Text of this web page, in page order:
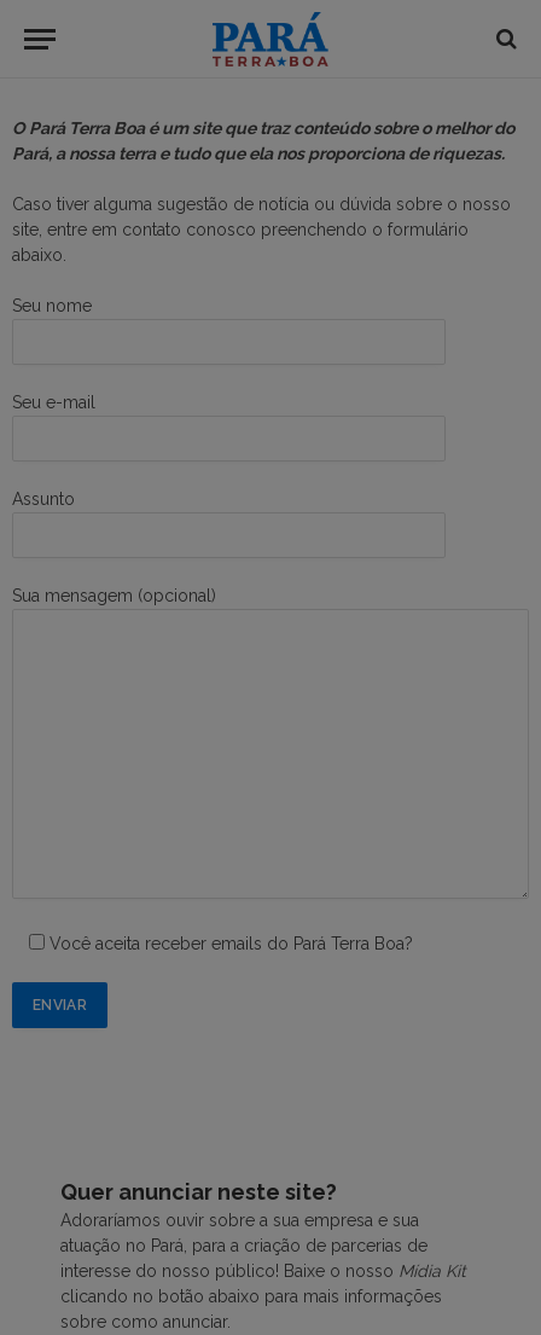
O Pará Terra Boa é um site que traz conteúdo sobre o melhor do
Pará, a nossa terra e tudo que ela nos proporciona de riquezas.
Caso tiver alguma sugestão de notícia ou dúvida sobre o nosso
site, entre em contato conosco preenchendo o formulário
abaixo.
Seu nome
Seu e-mail
Assunto
Sua mensagem (opcional)
Você aceita receber emails do Pará Terra Boa?
Quer anunciar neste site?
Adoraríamos ouvir sobre a sua empresa e sua
atuação no Pará, para a criação de parcerias de
interesse do nosso público! Baixe o nosso Mídia Kit
clicando no botão abaixo para mais informações
sobre como anunciar.